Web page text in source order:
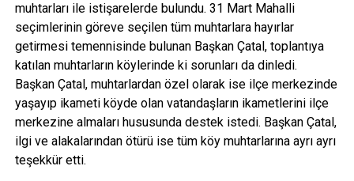
muhtarları ile istişarelerde bulundu. 31 Mart Mahalli
seçimlerinin göreve seçilen tüm muhtarlara hayırlar
getirmesi temennisinde bulunan Başkan Çatal, toplantıya
katılan muhtarların köylerinde ki sorunları da dinledi.
Başkan Çatal, muhtarlardan özel olarak ise ilçe merkezinde
yaşayıp ikameti köyde olan vatandaşların ikametlerini ilçe
merkezine almaları hususunda destek istedi. Başkan Çatal,
ilgi ve alakalarından ötürü ise tüm köy muhtarlarına ayrı ayrı
teşekkür etti.